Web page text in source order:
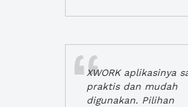
XWORK aplikasinya
praktis dan mudah
digunakan. Pilihan